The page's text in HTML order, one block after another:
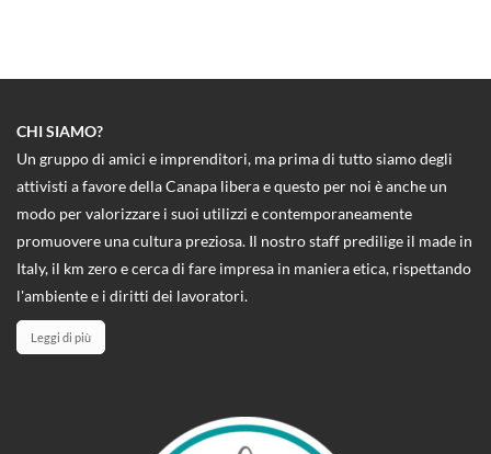
CHI SIAMO?
Un gruppo di amici e imprenditori, ma prima di tutto siamo degli
attivisti a favore della Canapa libera e questo per noi è anche un
modo per valorizzare i suoi utilizzi e contemporaneamente
promuovere una cultura preziosa. Il nostro staff predilige il made in
Italy, il km zero e cerca di fare impresa in maniera etica, rispettando
l'ambiente e i diritti dei lavoratori.
Leggi di più